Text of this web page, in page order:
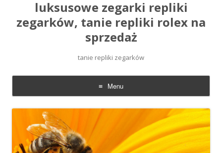
luksusowe zegarki repliki
zegarków, tanie repliki rolex na
sprzedaż
tanie repliki zegarków
Menu
Skip
to